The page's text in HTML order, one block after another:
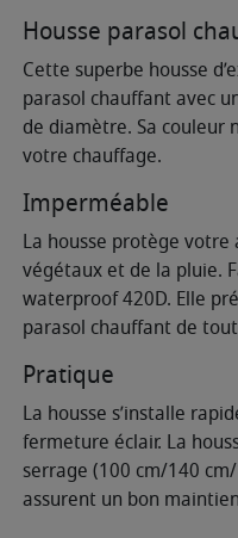
Housse parasol
Cette superbe housse
parasol chauffant avec
de diamètre. Sa couleur
votre chauffage.
Imperméable
La housse protège
végétaux et de la pluie.
waterproof 420D. Elle
parasol chauffant de
Pratique
La housse s’installe
fermeture éclair. La
serrage (100 cm/140
assurent un bon